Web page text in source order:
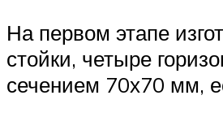
На первом этапе
стойки, четыре
сечением 70х70 мм,